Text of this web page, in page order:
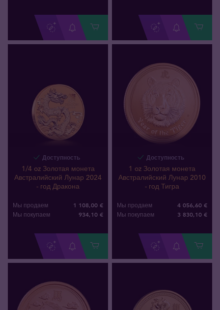
Доступность
1/4 oz Золотая монета
Австралийский Лунар 2024
- год Дракона
Мы продаем 1 108,00 €
Мы покупаем 934,10 €
Доступность
1 oz Золотая монета
Австралийский Лунар 2010
- год Тигра
Мы продаем 4 056,60 €
Мы покупаем 3 830,10 €